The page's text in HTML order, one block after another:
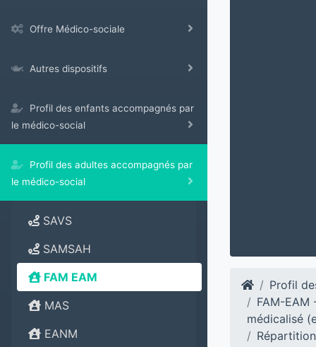
Offre Médico-sociale
Autres dispositifs
Profil des enfants accompagnés par
le médico-social
Profil des adultes accompagnés par
le médico-social
SAVS
SAMSAH
FAM EAM
MAS
EANM
Profil
FAM-EAM
médicalisé